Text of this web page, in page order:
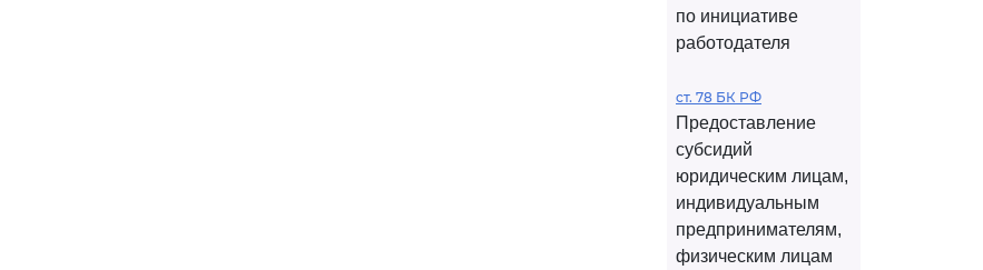
по инициативе
работодателя
ст. 78 БК РФ
Предоставление
субсидий
юридическим лицам,
индивидуальным
предпринимателям,
физическим лицам